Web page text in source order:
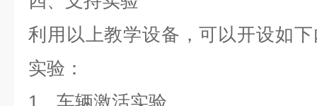
利用以上教学设备，可以开设如
实验：
1、车辆激活实验